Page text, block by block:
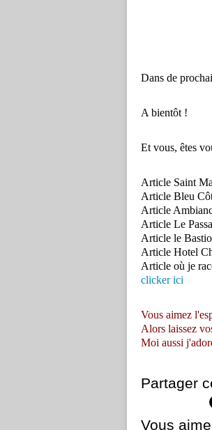
Dans de
A bientôt !
Et vous, êtes
Article Saint
Article Bleu
Article
Article Le
Article le
Article Hotel
Article où je
clicker ici
Vous aimez
Alors laissez
Moi aussi
Partager
Vous